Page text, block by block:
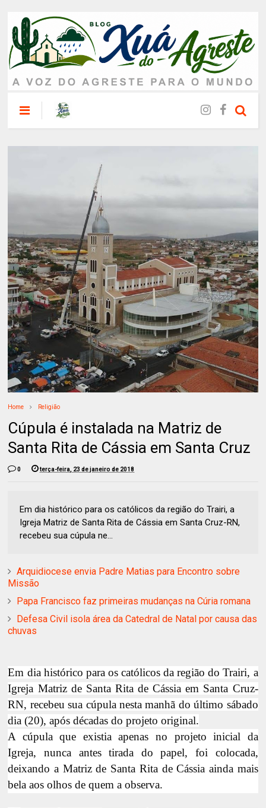
Home Religião
Cúpula é instalada na Matriz de
Santa Rita de Cássia em Santa Cruz
0 terça-feira, 23 de janeiro de 2018
Em dia histórico para os católicos da região do Trairi, a
Igreja Matriz de Santa Rita de Cássia em Santa Cruz-RN,
recebeu sua cúpula ne...
Arquidiocese envia Padre Matias para Encontro sobre
Missão
Papa Francisco faz primeiras mudanças na Cúria romana
Defesa Civil isola área da Catedral de Natal por causa das
chuvas
Em dia histórico para os católicos da região do Trairi, a
Igreja Matriz de Santa Rita de Cássia em Santa Cruz-
RN, recebeu sua cúpula nesta manhã do último sábado
dia (20), após décadas do projeto original.
A cúpula que existia apenas no projeto inicial da
Igreja, nunca antes tirada do papel, foi colocada,
deixando a Matriz de Santa Rita de Cássia ainda mais
bela aos olhos de quem a observa.